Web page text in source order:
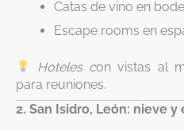
Catas de vino en
Escape rooms en
Hoteles con vistas al
para reuniones.
2. San Isidro, León: nieve